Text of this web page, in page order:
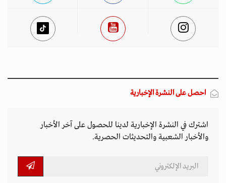
احصل على النشرة الإخبارية
اشترك في النشرة الإخبارية لدينا للحصول على آخر الأخبار
والأخبار الشعبية والتحديثات الحصرية.